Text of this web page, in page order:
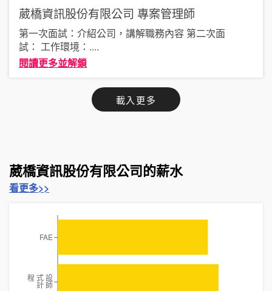
葳橋資訊股份有限公司 專案管理師
第一次面試：介紹公司，講解職務內容 第二次面
試： 工作環境： ....
閱讀更多並解鎖
載入更多
葳橋資訊股份有限公司的薪水
看更多>>
FAE
程 式 設
計 師